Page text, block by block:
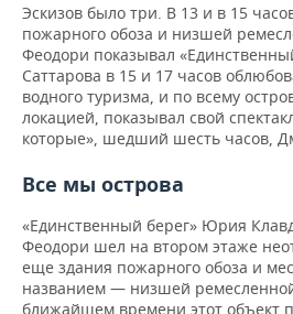
Эскизов было три. В 13 и в 15
пожарного обоза и низшей
Феодори показывал
Саттарова в 15 и 17 часов
водного туризма, и по всему
локацией, показывал свой
которые», шедший шесть часов,
Все мы острова
«Единственный берег» Юрия
Феодори шел на втором этаже
еще здания пожарного обоза и
названием — низшей
ближайшем времени этот объект